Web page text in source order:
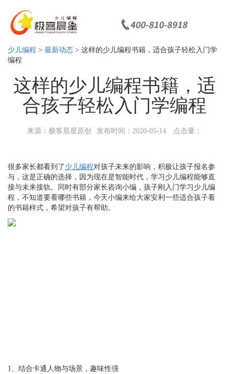
少儿编程 > 最新动态 > 这样的少儿编程书籍，适合孩子轻松入门学
编程
这样的少儿编程书籍，适
合孩子轻松入门学编程
来源：极客晨星原创 发布时间：2020-05-14 点击量：
很多家长都看到了 少儿编程对孩子未来的影响，积极让孩子报名参
与，这是正确的选择，因为现在是智能时代，学习少儿编程能够直
接与未来接轨。同时有部分家长咨询小编，孩子刚入门学习少儿编
程，不知道要看哪些书籍，今天小编来给大家安利一些适合孩子看
的书籍样式，希望对孩子有帮助。
1、结合卡通人物与场景，趣味性强